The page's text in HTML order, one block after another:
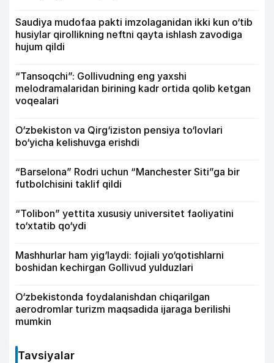
Saudiya mudofaa pakti imzolaganidan ikki kun o‘tib
husiylar qirollikning neftni qayta ishlash zavodiga
hujum qildi
“Tansoqchi”: Gollivudning eng yaxshi
melodramalaridan birining kadr ortida qolib ketgan
voqealari
O‘zbekiston va Qirg‘iziston pensiya to‘lovlari
bo‘yicha kelishuvga erishdi
“Barselona” Rodri uchun “Manchester Siti”ga bir
futbolchisini taklif qildi
“Tolibon” yettita xususiy universitet faoliyatini
to‘xtatib qo‘ydi
Mashhurlar ham yig‘laydi: fojiali yo‘qotishlarni
boshidan kechirgan Gollivud yulduzlari
O‘zbekistonda foydalanishdan chiqarilgan
aerodromlar turizm maqsadida ijaraga berilishi
mumkin
Tavsiyalar